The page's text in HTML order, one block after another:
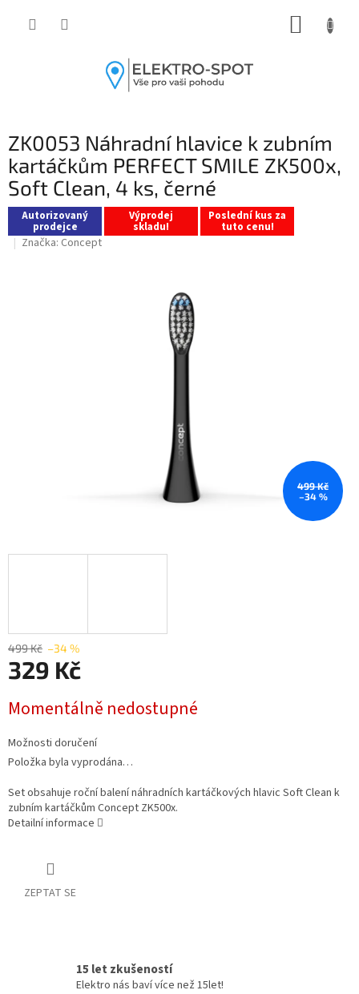
ZK0053 Náhradní hlavice k zubním
kartáčkům PERFECT SMILE ZK500x,
Soft Clean, 4 ks, černé
Autorizovaný
prodejce
Výprodej
skladu!
Poslední kus za
tuto cenu!
Značka: Concept
499 Kč
–34 %
499 Kč –34 %
329 Kč
cena:
Momentálně nedostupné
Možnosti doručení
Položka byla vyprodána…
Set obsahuje roční balení náhradních kartáčkových hlavic Soft Clean k
zubním kartáčkům Concept ZK500x.
Detailní informace
ZEPTAT SE
15 let zkušeností
Elektro nás baví více než 15let!